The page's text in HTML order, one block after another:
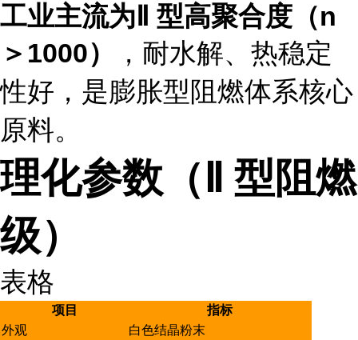
工业主流为 Ⅱ 型高聚合度（n
＞1000）
，耐水解、热稳定
性好，是膨胀型阻燃体系核心
原料。
理化参数（Ⅱ 型阻燃
级）
表格
项目 指标
外观
白色结晶粉末